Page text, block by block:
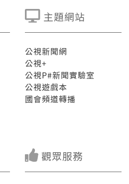
主題網站
公視新聞網
公視+
公視P#新聞實驗室
公視遊戲本
國會頻道轉播
觀眾服務